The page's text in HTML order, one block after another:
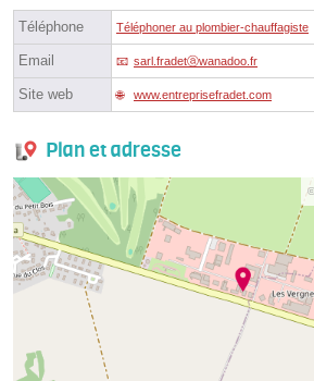
Téléphone Téléphoner au plombier-chauffagiste
Email sarl.fradetⓐwanadoo.fr
Site web www.entreprisefradet.com
Plan et adresse